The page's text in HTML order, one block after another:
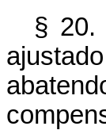
§ 20.